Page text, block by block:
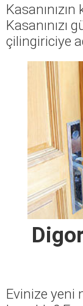
Kasanınızı
çilingiriciye
Evinize yeni